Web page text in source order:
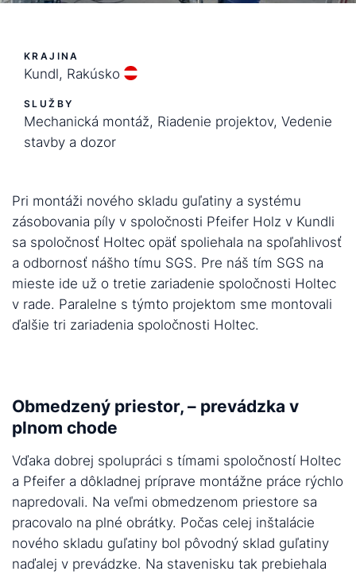
KRAJINA
Kundl, Rakúsko
SLUŽBY
Mechanická montáž, Riadenie projektov, Vedenie
stavby a dozor
Pri montáži nového skladu guľatiny a systému
zásobovania píly v spoločnosti Pfeifer Holz v Kundli
sa spoločnosť Holtec opäť spoliehala na spoľahlivosť
a odbornosť nášho tímu SGS. Pre náš tím SGS na
mieste ide už o tretie zariadenie spoločnosti Holtec
v rade. Paralelne s týmto projektom sme montovali
ďalšie tri zariadenia spoločnosti Holtec.
Obmedzený priestor, – prevádzka v
plnom chode
Vďaka dobrej spolupráci s tímami spoločností Holtec
a Pfeifer a dôkladnej príprave montážne práce rýchlo
napredovali. Na veľmi obmedzenom priestore sa
pracovalo na plné obrátky. Počas celej inštalácie
nového skladu guľatiny bol pôvodný sklad guľatiny
naďalej v prevádzke. Na stavenisku tak prebiehala